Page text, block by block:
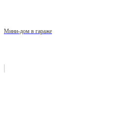
Мини-дом в гараже